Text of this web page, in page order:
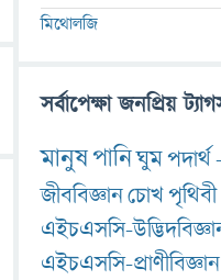
মিথোলজি
সর্বাপেক্ষা জনপ্রিয়
মানুষপানিঘুমপদার্থ
জীববিজ্ঞানচোখপৃথিবী
এইচএসসি-
এইচএসসি-প্রাণীবিজ্ঞান